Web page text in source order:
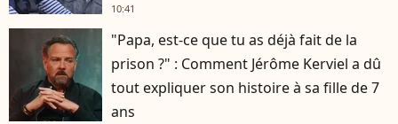
10:41
"Papa, est-ce que tu as déjà fait de la
prison ?" : Comment Jérôme Kerviel a dû
tout expliquer son histoire à sa fille de 7
ans